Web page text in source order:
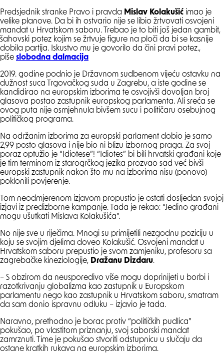
Predsjednik stranke Pravo i pravda Mislav Kolakušić imao je
velike planove. Da bi ih ostvario nije se libio žrtvovati osvojeni
mandat u Hrvatskom saboru. Trebao je to biti još jedan gambit,
šahovski potez kojim se žrtvuje figure na ploči da bi se kasnije
dobila partija. Iskustvo mu je govorilo da čini pravi potez.,
piše slobodna dalmacija
2019. godine podnio je Državnom sudbenom vijeću ostavku na
dužnost suca Trgovačkog suda u Zagrebu, a iste godine se
kandidirao na europskim izborima te osvojivši dovoljan broj
glasova postao zastupnik europskog parlamenta. Ali sreća se
ovog puta nije osmjehnula bivšem sucu i političaru osebujnog
političkog programa.
Na održanim izborima za europski parlament dobio je samo
2,99 posto glasova i nije bio ni blizu izbornog praga. Za svoj
poraz optužio je “Idiotese”! “Idiotes” bi bili hrvatski građani koje
je tim terminom iz starogrčkog jezika prozvao sad već bivši
europski zastupnik nakon što mu na izborima nisu (ponovo)
poklonili povjerenje.
Tom neodmjerenom izjavom propustio je ostati dosljedan svojoj
izjavi iz predizborne kampanje. Tada je rekao: “Jedino građani
mogu ušutkati Mislava Kolakušića”.
No nije sve u riječima. Mnogi su primijetili nezgodnu poziciju u
koju se svojim djelima doveo Kolakušić. Osvojeni mandat u
Hrvatskom saboru prepustio je svom zamjeniku, profesoru sa
zagrebačke kineziologije, Dražanu Dizdaru.
– S obzirom da neusporedivo više mogu doprinijeti u borbi i
razotkrivanju globalizma kao zastupnik u Europskom
parlamentu nego kao zastupnik u Hrvatskom saboru, smatram
da sam donio ispravnu odluku – izjavio je tada.
Naravno, prethodno je borac protiv “političkih pudlica”
pokušao, po vlastitom priznanju, svoj saborski mandat
zamrznuti. Time je pokušao stvoriti odstupnicu u slučaju da
ostane kratkih rukava na europskim izborima.